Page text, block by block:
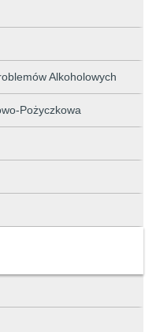
Alkoholowych
Pożyczkowa